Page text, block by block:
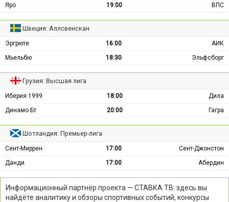
Яро 19:00 ВПС
Швеция: Аллсвенскан
Эргрюте 16:00
АИК
Мьельбю
18:30 Эльфсборг
Грузия: Высшая лига
Иберия 1999 18:00
Дила
Динамо Бт
20:00 Гагра
Шотландия: Премьер-лига
Сент-Миррен 17:00
Сент-Джонстон
Данди
17:00 Абердин
Информационный партнёр проекта — СТАВКА ТВ: здесь вы
найдёте аналитику и обзоры спортивных событий, конкурсы